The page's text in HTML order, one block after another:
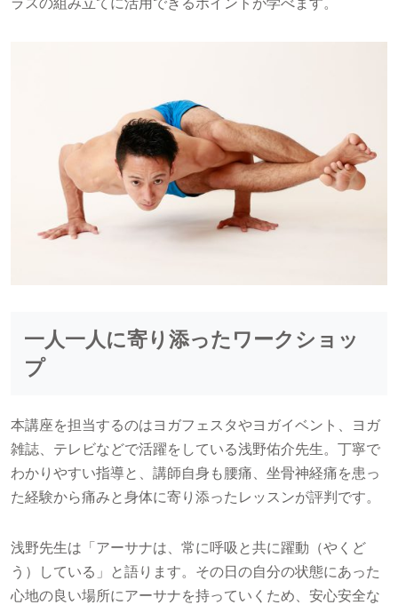
一人一人に寄り添ったワークショッ
プ
本講座を担当するのはヨガフェスタやヨガイベント、ヨガ
雑誌、テレビなどで活躍をしている浅野佑介先生。丁寧で
わかりやすい指導と、講師自身も腰痛、坐骨神経痛を患っ
た経験から痛みと身体に寄り添ったレッスンが評判です。
浅野先生は「アーサナは、常に呼吸と共に躍動（やくど
う）している」と語ります。その日の自分の状態にあった
心地の良い場所にアーサナを持っていくため、安心安全な